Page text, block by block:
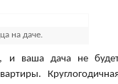
на даче.
и ваша дача не